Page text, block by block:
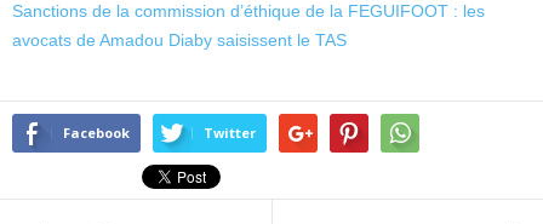
Sanctions de la commission d’éthique de la FEGUIFOOT : les
avocats de Amadou Diaby saisissent le TAS
Facebook Twitter